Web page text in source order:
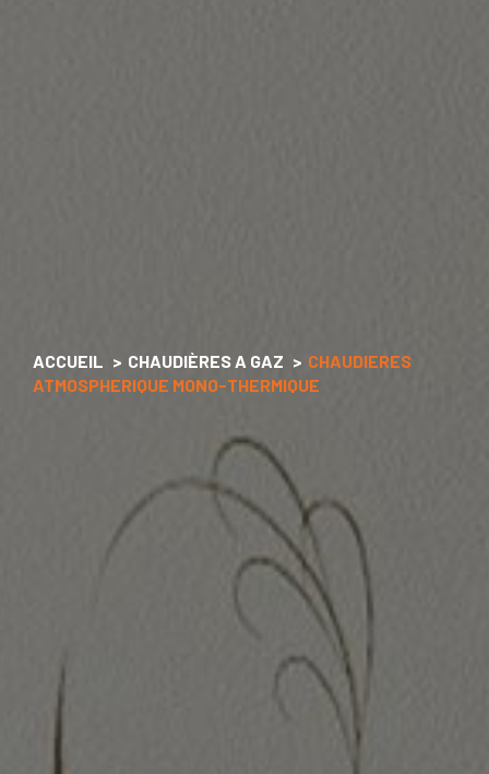
ACCUEIL CHAUDIÈRES A GAZ
CHAUDIERES
ATMOSPHERIQUE MONO-THERMIQUE